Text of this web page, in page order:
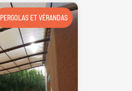
PERGOLAS ET VÉRANDAS